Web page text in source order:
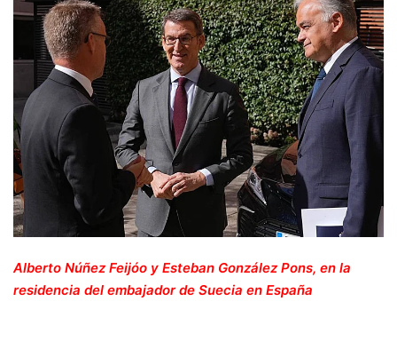
Alberto Núñez Feijóo y Esteban González Pons, en la
residencia del embajador de Suecia en España